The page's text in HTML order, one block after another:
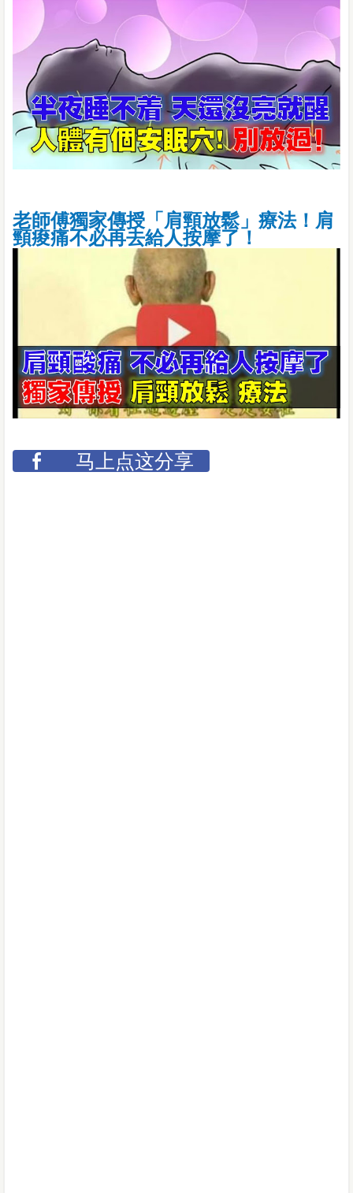
老師傅獨家傳授「肩頸放鬆」療法！肩
頸痠痛不必再去給人按摩了！
马上点这分享